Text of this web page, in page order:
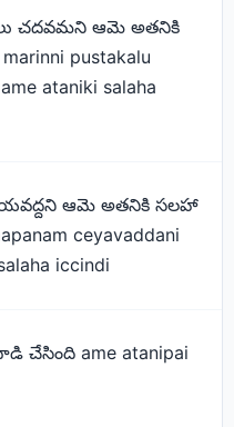
చదవమని ఆమె అతనికి
pustakalu
ataniki salaha
ఆమె అతనికి సలహా
ceyavaddani
iccindi
చేసింది ame atanipai